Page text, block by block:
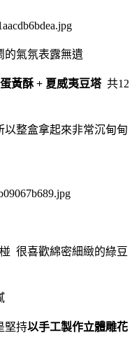
的氣氛表露無遺
黃酥 + 夏威夷豆塔 共12
整盒拿起來非常沉甸甸
很喜歡綿密細緻的綠豆
堅持以手工製作立體雕花